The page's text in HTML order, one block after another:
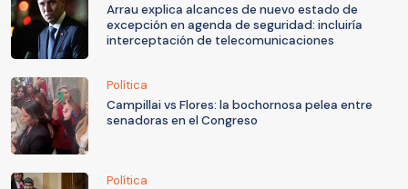
Arrau explica alcances de nuevo estado de
excepción en agenda de seguridad: incluiría
interceptación de telecomunicaciones
Política
Campillai vs Flores: la bochornosa pelea entre
senadoras en el Congreso
Política